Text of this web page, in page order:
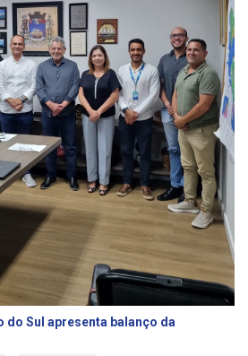
do Sul apresenta balanço da